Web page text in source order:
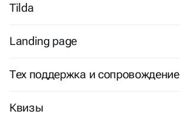
Tilda
Landing page
Тех поддержка и сопровождение
Квизы